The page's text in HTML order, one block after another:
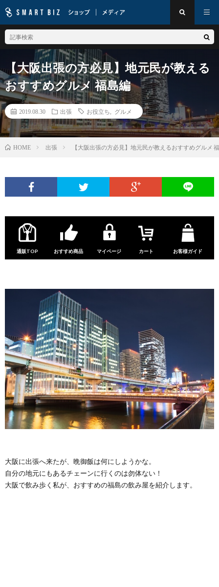
【大阪出張の方必見】地元民が教える
おすすめグルメ 福島編
2019.08.30 出張 お役立ち グルメ
HOME 出張 【大阪出張の方必見】地元民が教えるおすすめグルメ
通販TOP おすすめ商品 マイページ カート お客様ガイド
大阪に出張へ来たが、晩御飯は何にしようかな。
自分の地元にもあるチェーンに行くのは勿体ない！
大阪で飲み歩く私が、おすすめの福島の飲み屋を紹介します。